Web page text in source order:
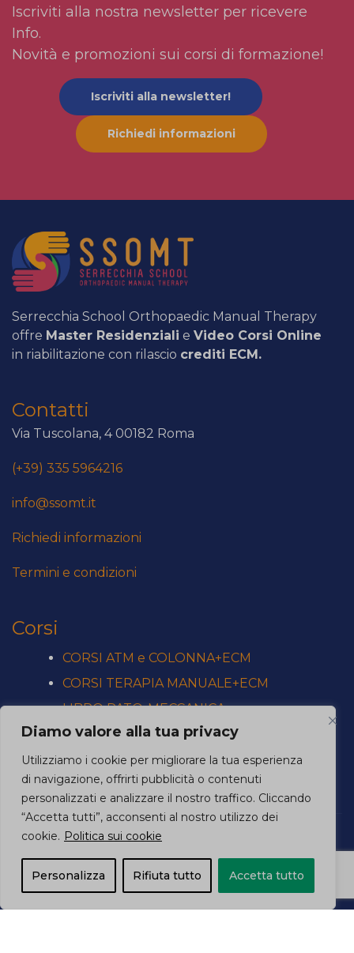
Diamo valore alla tua privacy
Utilizziamo i cookie per migliorare la tua esperienza
di navigazione, offrirti pubblicità o contenuti
personalizzati e analizzare il nostro traffico. Cliccando
“Accetta tutti”, acconsenti al nostro utilizzo dei
cookie. Politica sui cookie
Personalizza Rifiuta tutto Accetta tutto
Iscriviti alla nostra newsletter per ricevere
Info.
Novità e promozioni sui corsi di formazione!
Iscriviti alla newsletter!
Richiedi informazioni
Serrecchia School Orthopaedic Manual Therapy
offre Master Residenziali e Video Corsi Online
in riabilitazione con rilascio crediti ECM.
Contatti
Via Tuscolana, 4 00182 Roma
(+39) 335 5964216
info@ssomt.it
Richiedi informazioni
Termini e condizioni
Corsi
CORSI ATM e COLONNA+ECM
CORSI TERAPIA MANUALE+ECM
LIBRO PATO-MECCANICA
CORSI SINGOLI
PROVIDER CREDITI ECM
Cookie Policy
Creazione siti web e-learning| Cucinotta Designer